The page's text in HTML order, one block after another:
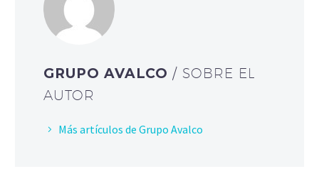
GRUPO AVALCO/ SOBRE EL
AUTOR
Más artículos de Grupo Avalco